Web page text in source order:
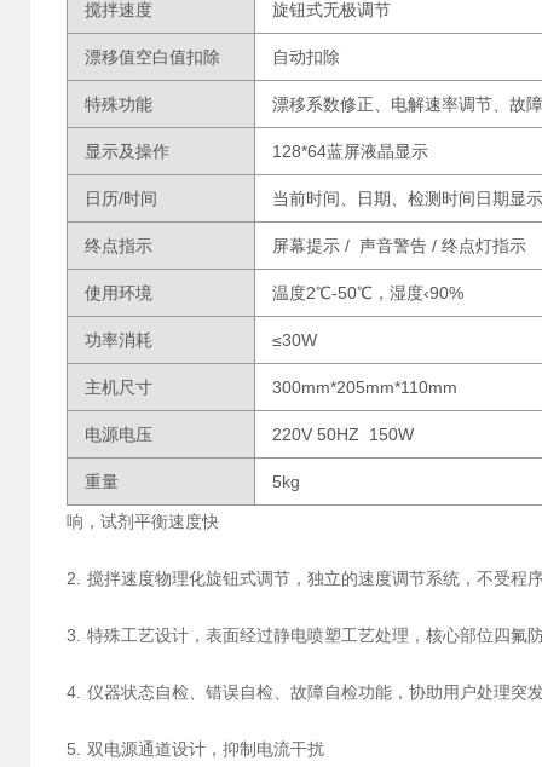
搅拌速度 旋钮式无极调节
漂移值空白值扣除 自动扣除
特殊功能 漂移系数修正、电解速率调节、故
显示及操作 128*64蓝屏液晶显示
日历/时间 当前时间、日期、检测时间日期显示
终点指示 屏幕提示 / 声音警告 / 终点灯指示
使用环境 温度2℃-50℃，湿度‹90%
功率消耗 ≤30W
主机尺寸 300mm*205mm*110mm
电源电压 220V 50HZ 150W
重量 5kg
响，试剂平衡速度快
2. 搅拌速度物理化旋钮式调节，独立的速度调节系统，不受程
3. 特殊工艺设计，表面经过静电喷塑工艺处理，核心部位四氟
4. 仪器状态自检、错误自检、故障自检功能，协助用户处理突
5. 双电源通道设计，抑制电流干扰